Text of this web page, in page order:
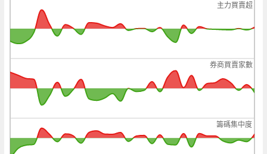
主力買賣超
券商買賣家數
籌碼集中度